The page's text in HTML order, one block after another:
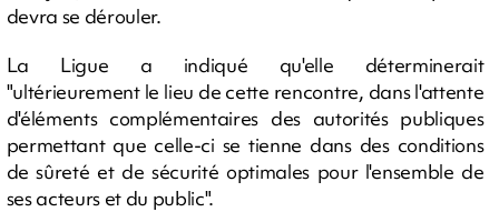
devra se dérouler.
La Ligue a indiqué qu'elle déterminerait
"ultérieurement le lieu de cette rencontre, dans l'attente
d'éléments complémentaires des autorités publiques
permettant que celle-ci se tienne dans des conditions
de sûreté et de sécurité optimales pour l'ensemble de
ses acteurs et du public".